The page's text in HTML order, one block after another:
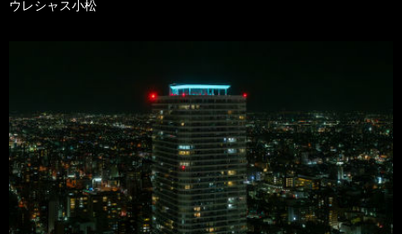
ウレシャス小松